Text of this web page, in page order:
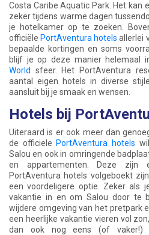
Costa Caribe Aquatic Park. Het kan
zeker tijdens warme dagen
je hotelkamer op te zoeken.
officiële PortAventura hotels allerlei
bepaalde kortingen en soms
blijf je op deze manier helemaal
World
sfeer. Het PortAventura
aantal eigen hotels in diverse
aansluit bij je smaak en wensen.
Hotels bij
Uiteraard is er ook meer dan
de officiele PortAventura hotels
Salou en ook in omringende
en appartementen. Deze
PortAventura hotels volgeboekt
een voordeligere optie. Zeker als
vakantie in en om Salou door te
wijdere omgeving van het pretpark
een heerlijke vakantie vieren vol
dan ook nog eens (of vaker!)